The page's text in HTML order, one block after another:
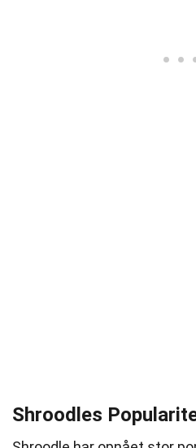
Shroodles